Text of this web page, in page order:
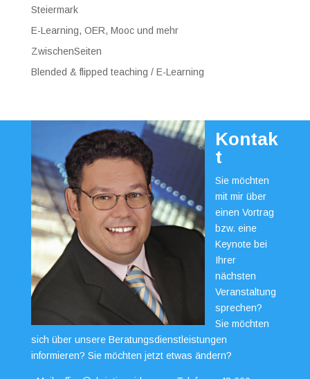
Steiermark
E-Learning, OER, Mooc und mehr
ZwischenSeiten
Blended & flipped teaching / E-Learning
Kontak
t
Sie möchten
mit mir über
einen Vortrag
bzw. eine
Keynote bei
Ihrer
nächsten
Veranstaltung
sprechen?
Sie möchten
sich über unsere Beratungsdienstleistungen
informieren? Sie möchten jetzt etwas ändern?